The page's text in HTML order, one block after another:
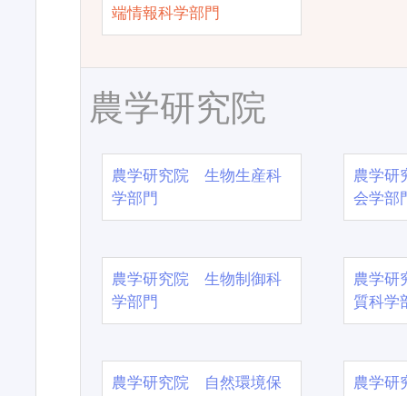
端情報科学部門
農学研究院
農学研究院 生物生産科
学部門
農学
会学部
農学研究院 生物制御科
学部門
農学
質科学
農学研究院 自然環境保
農学